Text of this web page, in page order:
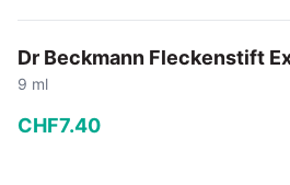
Dr Beckmann Fleckenstift
9 ml
CHF7.40